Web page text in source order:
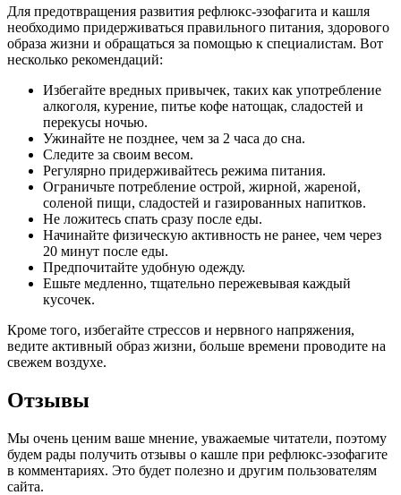
Для предотвращения развития рефлюкс-эзофагита и кашля
необходимо придерживаться правильного питания, здорового
образа жизни и обращаться за помощью к специалистам. Вот
несколько рекомендаций:
Избегайте вредных привычек, таких как употребление
алкоголя, курение, питье кофе натощак, сладостей и
перекусы ночью.
Ужинайте не позднее, чем за 2 часа до сна.
Следите за своим весом.
Регулярно придерживайтесь режима питания.
Ограничьте потребление острой, жирной, жареной,
соленой пищи, сладостей и газированных напитков.
Не ложитесь спать сразу после еды.
Начинайте физическую активность не ранее, чем через
20 минут после еды.
Предпочитайте удобную одежду.
Ешьте медленно, тщательно пережевывая каждый
кусочек.
Кроме того, избегайте стрессов и нервного напряжения,
ведите активный образ жизни, больше времени проводите на
свежем воздухе.
Отзывы
Мы очень ценим ваше мнение, уважаемые читатели, поэтому
будем рады получить отзывы о кашле при рефлюкс-эзофагите
в комментариях. Это будет полезно и другим пользователям
сайта.